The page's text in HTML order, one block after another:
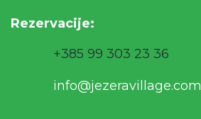
Rezervacije:
+385 99 303 23 36
info@jezeravillage.com